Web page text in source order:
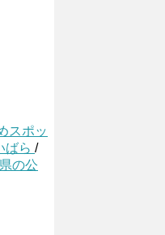
スポッ
ばら /
の公